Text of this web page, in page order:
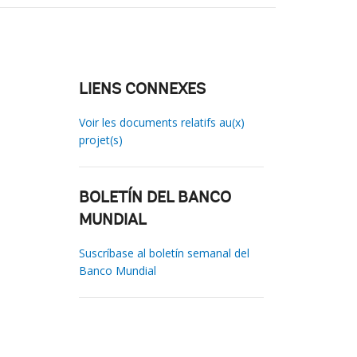
LIENS CONNEXES
Voir les documents relatifs au(x)
projet(s)
BOLETÍN DEL BANCO
MUNDIAL
Suscríbase al boletín semanal del
Banco Mundial